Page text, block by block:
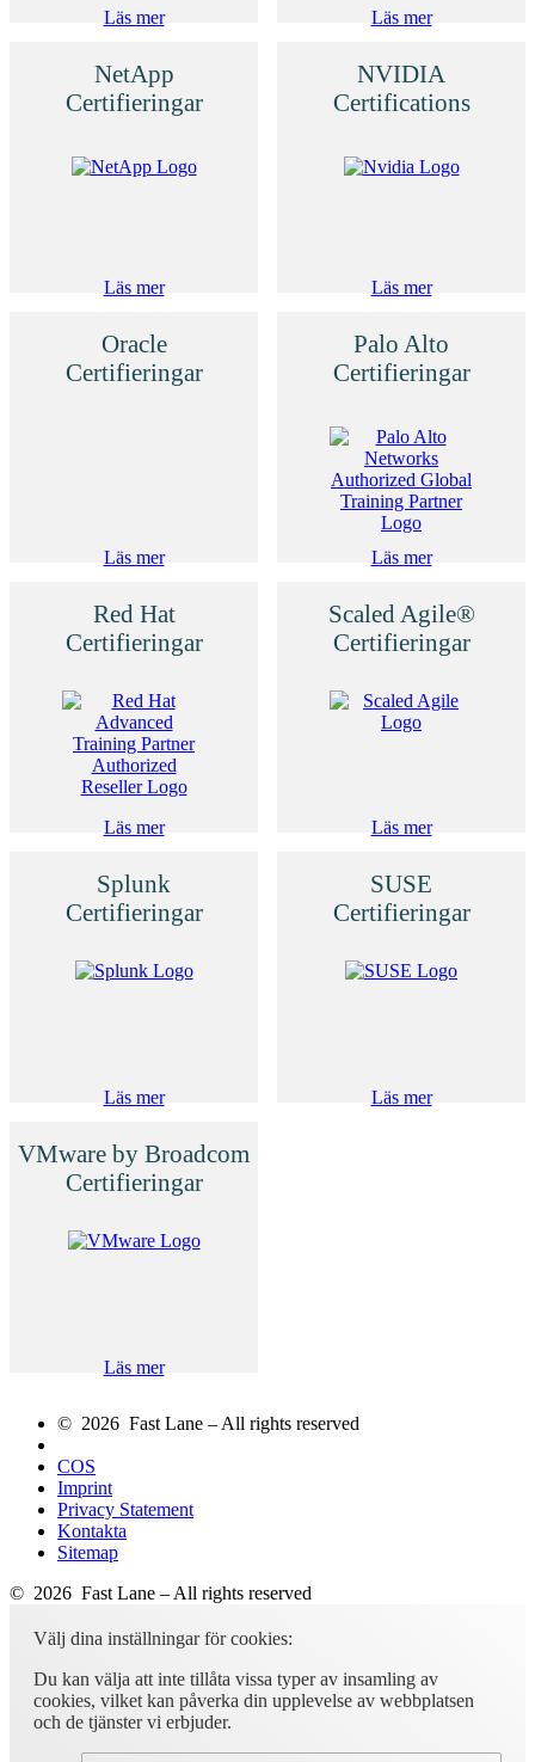
Läs mer Läs mer
NetApp
Certifieringar
Läs mer
NVIDIA
Certifications
Läs mer
Oracle
Certifieringar
Läs mer
Palo Alto
Certifieringar
Läs mer
Red Hat
Certifieringar
Läs mer
Scaled Agile®
Certifieringar
Läs mer
Splunk
Certifieringar
Läs mer
SUSE
Certifieringar
Läs mer
VMware by Broadcom
Certifieringar
Läs mer
© 2026 Fast Lane – All rights reserved
COS
Imprint
Privacy Statement
Kontakta
Sitemap
© 2026 Fast Lane – All rights reserved
Välj dina inställningar för cookies:
Du kan välja att inte tillåta vissa typer av insamling av
cookies, vilket kan påverka din upplevelse av webbplatsen
och de tjänster vi erbjuder.